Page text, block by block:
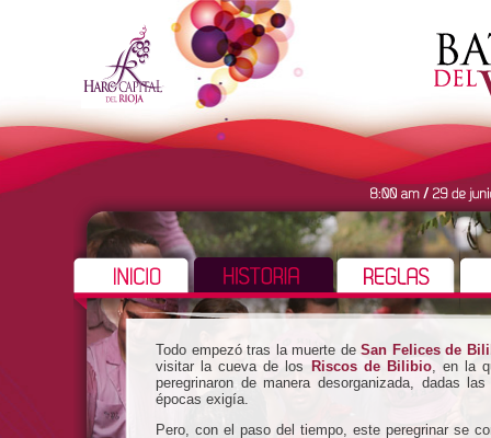
Todo empezó tras la muerte deSan Felices de
visitar la cueva de los
Riscos de Bilibio, en la
peregrinaron de manera desorganizada, dadas
épocas exigía.
Pero, con el paso del tiempo, este peregrinar se